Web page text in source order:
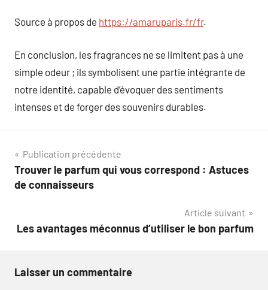
Source à propos de https://amaruparis.fr/fr.
En conclusion, les fragrances ne se limitent pas à une
simple odeur ; ils symbolisent une partie intégrante de
notre identité, capable d’évoquer des sentiments
intenses et de forger des souvenirs durables.
Navigation
de
Publication précédente
Trouver le parfum qui vous correspond : Astuces
de connaisseurs
Article suivant
Les avantages méconnus d’utiliser le bon parfum
Laisser un commentaire